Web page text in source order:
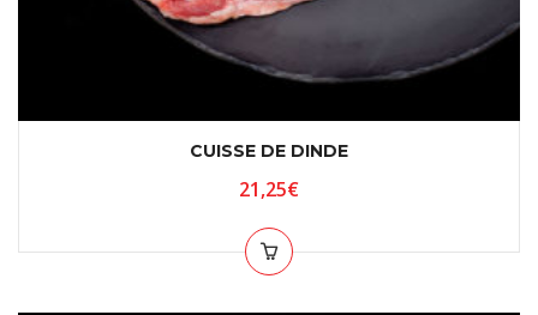
CUISSE DE DINDE
21,25€